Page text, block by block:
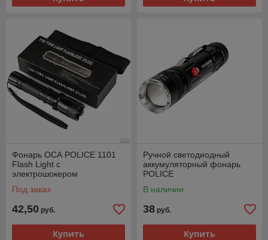
Фонарь ОСА POLICE 1101
Flash Light с
электрошокером
Под заказ
42,50 руб.
Купить
Ручной светодиодный
аккумуляторный фонарь
POLICE
В наличии
38 руб.
Купить